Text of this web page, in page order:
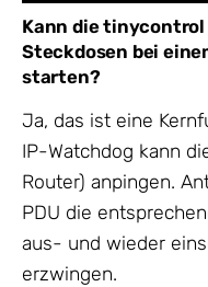
Kann die tinycontrol
Steckdosen bei
starten?
Ja, das ist eine
IP-Watchdog kann
Router) anpingen.
PDU die
aus- und wieder
erzwingen.